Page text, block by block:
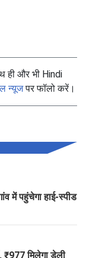
और भी Hindi
न्यूजपर फॉलो करें।
में पहुंचेगा हाई-स्पीड
₹977 मिलेगा डेली